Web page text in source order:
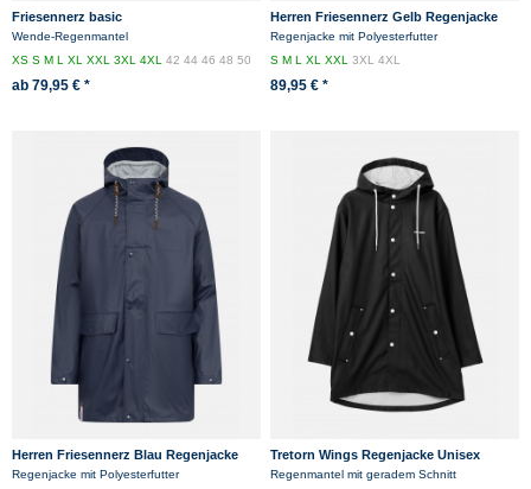
Friesennerz basic
Wende-Regenmantel
XSSMLXLXXL3XL4XL4244464850
52
54 5658 60
ab 79,95 € *
Herren Friesennerz Gelb Regenjacke
Regenjacke mit Polyesterfutter
SMLXLXXL3XL4XL
89,95 € *
Herren Friesennerz Blau Regenjacke
Regenjacke mit Polyesterfutter
Tretorn Wings Regenjacke Unisex
Schwarz
Regenmantel mit geradem Schnitt